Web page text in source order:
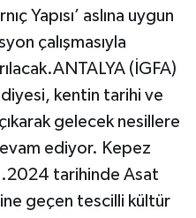
Yapısı’ aslına uygun
çalışmasıyla
(İGFA)
kentin tarihi ve
gelecek nesillere
ediyor. Kepez
tarihinde Asat
geçen tescilli kültür